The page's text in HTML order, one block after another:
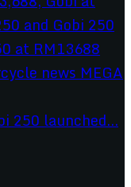
250 launched...